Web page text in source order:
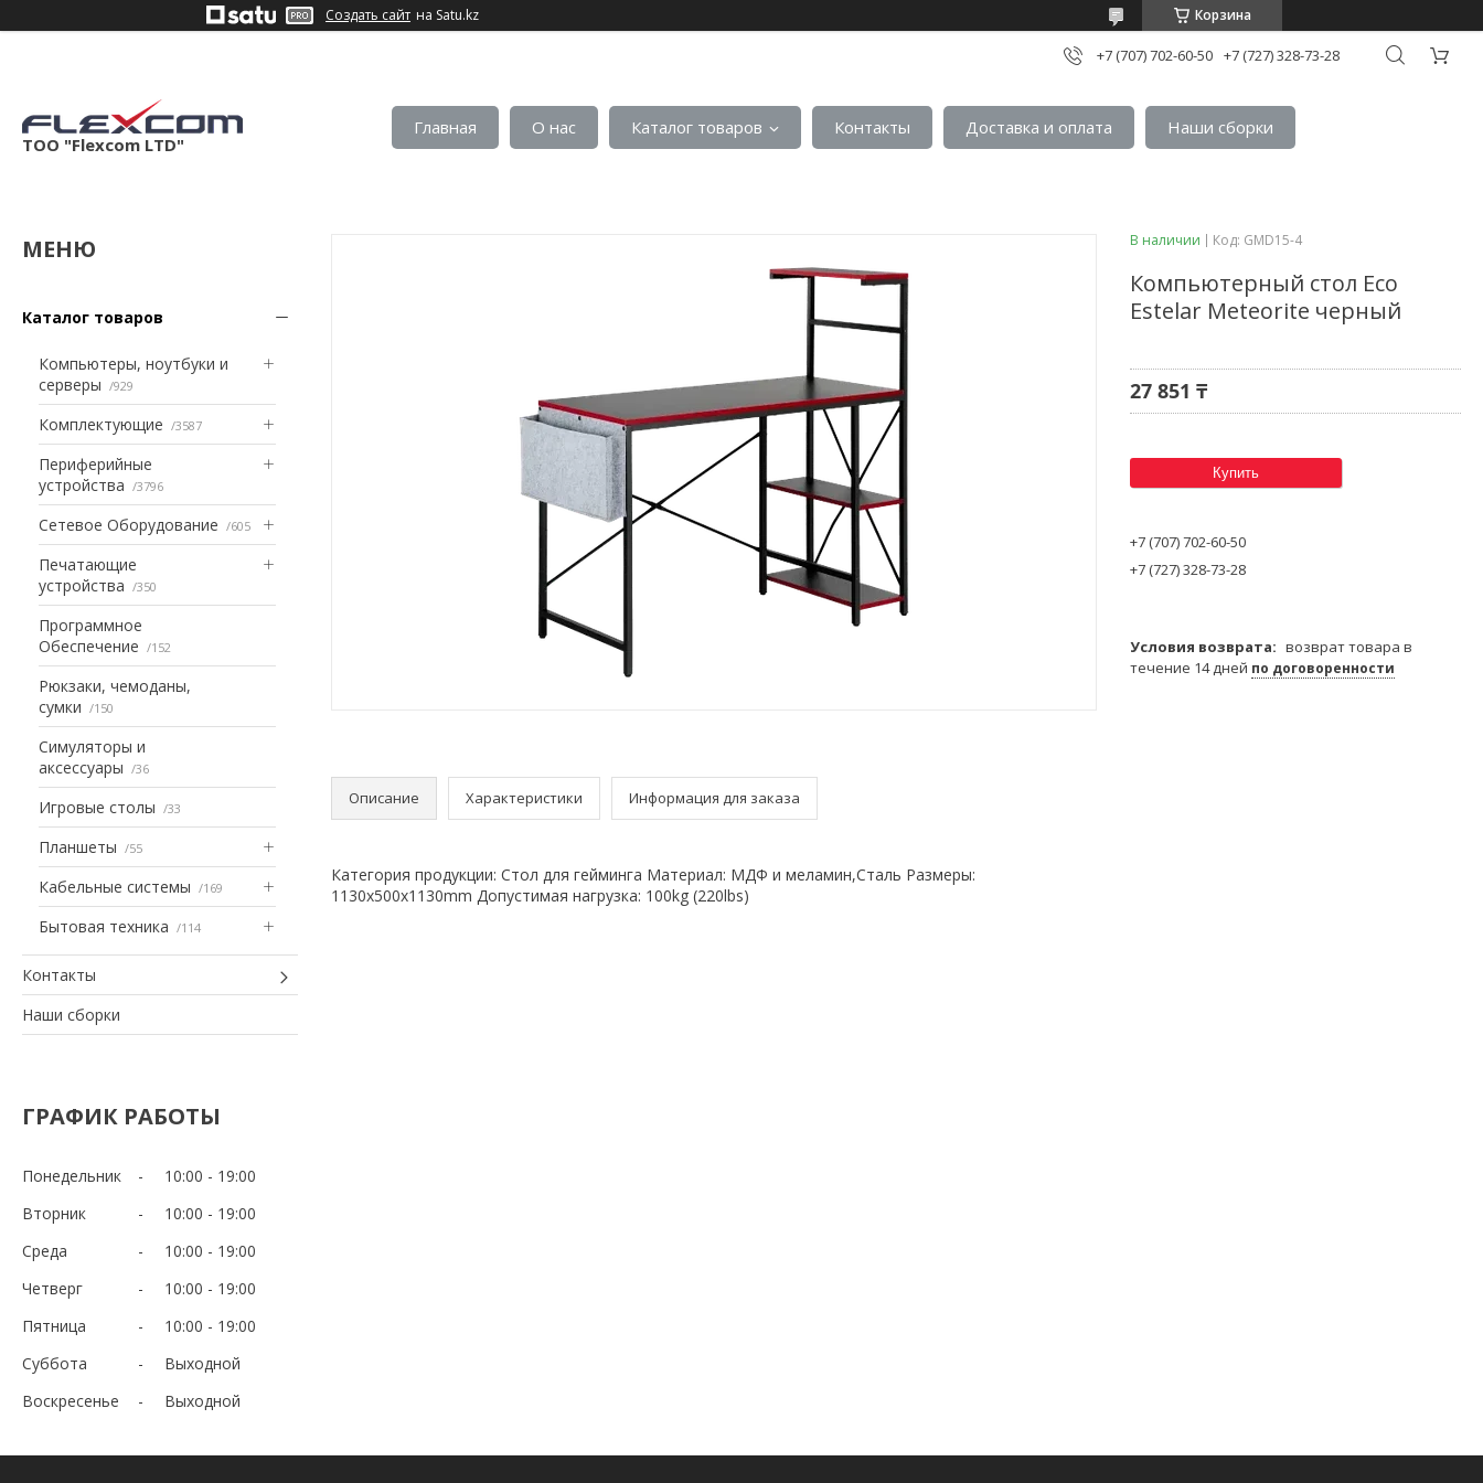
Создать сайт на Satu.kz Корзина
+7 (707) 702-60-50 +7 (727) 328-73-28
ТОО "Flexcom LTD"
Главная О нас Каталог товаров Контакты Доставка и оплата Наши сборки
Каталог товаров
Компьютеры, ноутбуки и
серверы
929
Комплектующие 3587
Периферийные
устройства
3796
Сетевое Оборудование 605
Печатающие
устройства
350
Программное
Обеспечение
152
Рюкзаки, чемоданы,
сумки
150
Симуляторы и
аксессуары
36
Игровые столы 33
Планшеты 55
Кабельные системы 169
Бытовая техника 114
Контакты
Наши сборки
ГРАФИК РАБОТЫ
Понедельник 10:00
19:00
Вторник
10:00
19:00
Среда
10:00
19:00
Четверг
10:00
19:00
Пятница
10:00
19:00
Суббота
Выходной
Воскресенье
Выходной
Описание Характеристики Информация для заказа
Категория продукции: Стол для гейминга Материал: МДФ и меламин,Сталь Размеры:
1130x500x1130mm Допустимая нагрузка: 100kg (220lbs)
В наличии Код: GMD15-4
Компьютерный стол Eco
Estelar Meteorite черный
27 851 ₸
Купить
+7 (707) 702-60-50
+7 (727) 328-73-28
возврат товара в
течение 14 дней по договоренности